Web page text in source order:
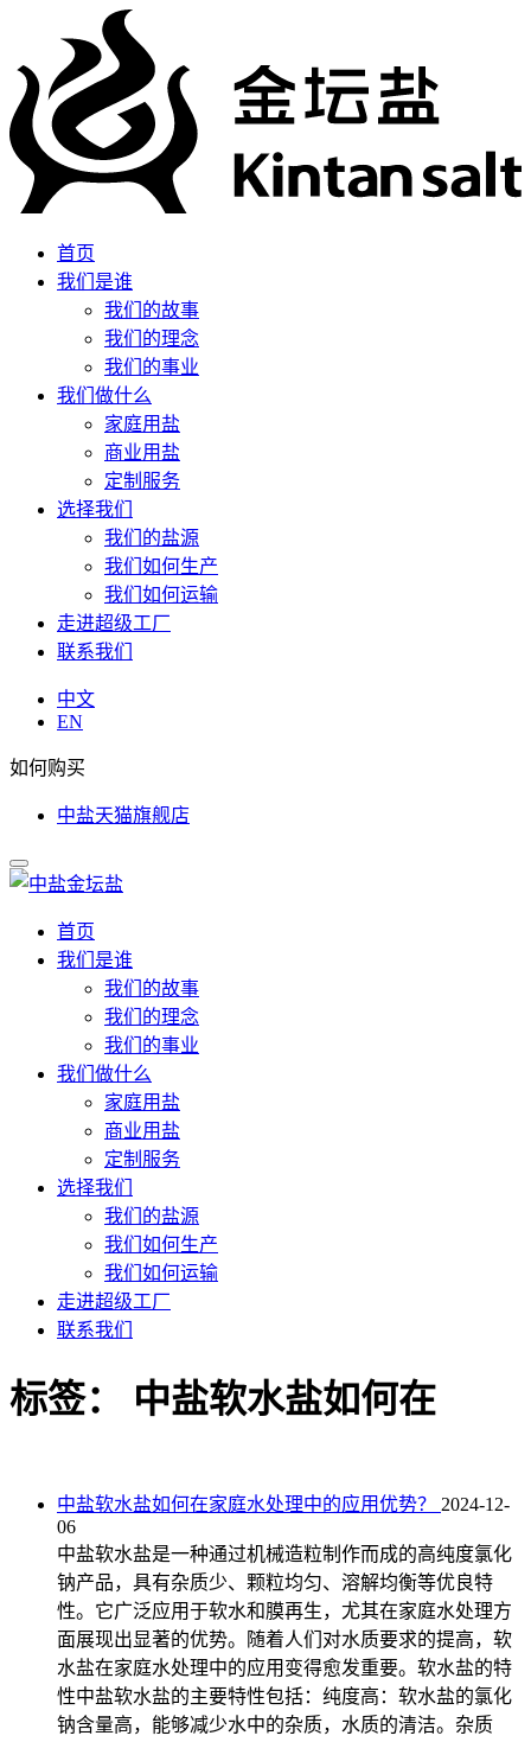
首页
我们是谁
我们的故事
我们的理念
我们的事业
我们做什么
家庭用盐
商业用盐
定制服务
选择我们
我们的盐源
我们如何生产
我们如何运输
走进超级工厂
联系我们
中文
EN
如何购买
中盐天猫旗舰店
首页
我们是谁
我们的故事
我们的理念
我们的事业
我们做什么
家庭用盐
商业用盐
定制服务
选择我们
我们的盐源
我们如何生产
我们如何运输
走进超级工厂
联系我们
标签： 中盐软水盐如何在
中盐软水盐如何在家庭水处理中的应用优势？
2024-12-
06
中盐软水盐是一种通过机械造粒制作而成的高纯度氯化
钠产品，具有杂质少、颗粒均匀、溶解均衡等优良特
性。它广泛应用于软水和膜再生，尤其在家庭水处理方
面展现出显著的优势。随着人们对水质要求的提高，软
水盐在家庭水处理中的应用变得愈发重要。软水盐的特
性中盐软水盐的主要特性包括：纯度高：软水盐的氯化
钠含量高，能够减少水中的杂质，水质的清洁。杂质